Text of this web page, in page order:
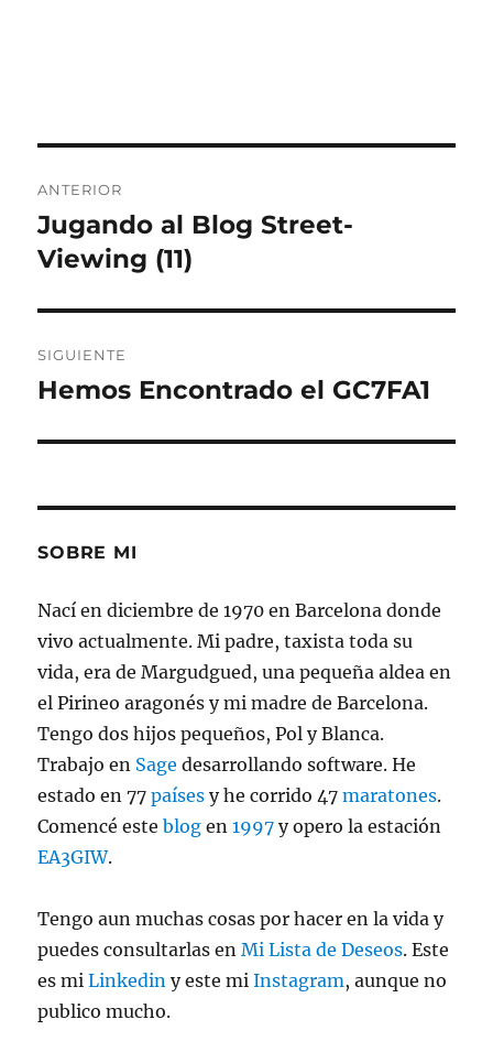
de
entradas
ANTERIOR
Entrada
anterior:
Jugando al Blog Street-
Viewing (11)
SIGUIENTE
Entrada
Hemos Encontrado el GC7FA1
SOBRE MI
Nací en diciembre de 1970 en Barcelona donde
vivo actualmente. Mi padre, taxista toda su
vida, era de Margudgued, una pequeña aldea en
el Pirineo aragonés y mi madre de Barcelona.
Tengo dos hijos pequeños, Pol y Blanca.
Trabajo en Sage desarrollando software. He
estado en 77países y he corrido 47maratones.
Comencé esteblog en1997 y opero la estación
EA3GIW.
Tengo aun muchas cosas por hacer en la vida y
puedes consultarlas enMi Lista de Deseos. Este
es miLinkedin y este miInstagram, aunque no
publico mucho.